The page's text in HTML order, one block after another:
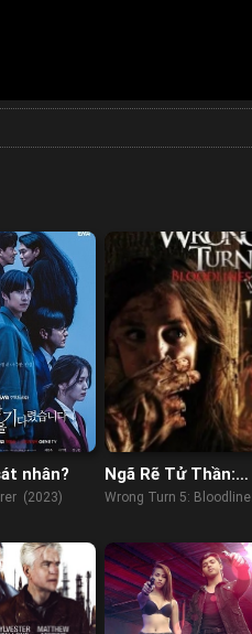
nhân?
(2023)
Ngã Rẽ Tử Thần:
Huyết Thống
Wrong Turn 5: Bloodlines